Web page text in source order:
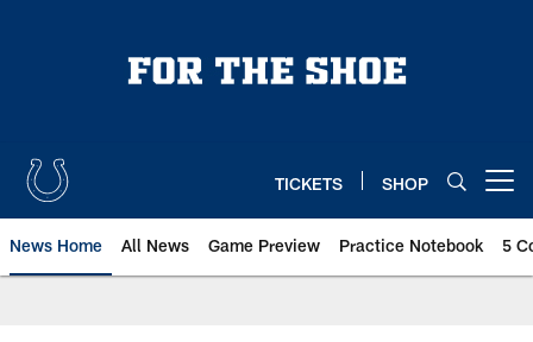
TICKETS SHOP
News Home All News Game Preview Practice Notebook 5